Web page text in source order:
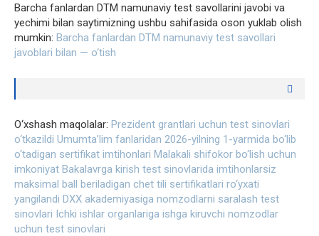
Barcha fanlardan DTM namunaviy test savollarini javobi va
yechimi bilan saytimizning ushbu sahifasida oson yuklab olish
mumkin: Barcha fanlardan DTM namunaviy test savollari
javoblari bilan — o‘tish
O‘xshash maqolalar: Prezident grantlari uchun test sinovlari
o‘tkazildi Umumta’lim fanlaridan 2026-yilning 1-yarmida bo‘lib
o‘tadigan sertifikat imtihonlari Malakali shifokor bo‘lish uchun
imkoniyat Bakalavrga kirish test sinovlarida imtihonlarsiz
maksimal ball beriladigan chet tili sertifikatlari ro‘yxati
yangilandi DXX akademiyasiga nomzodlarni saralash test
sinovlari Ichki ishlar organlariga ishga kiruvchi nomzodlar
uchun test sinovlari